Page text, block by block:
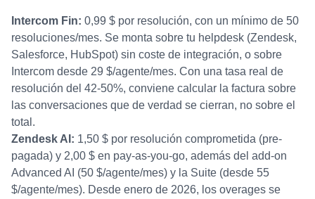
Intercom Fin: 0,99 $ por resolución, con un mínimo de 50
resoluciones/mes. Se monta sobre tu helpdesk (Zendesk,
Salesforce, HubSpot) sin coste de integración, o sobre
Intercom desde 29 $/agente/mes. Con una tasa real de
resolución del 42-50%, conviene calcular la factura sobre
las conversaciones que de verdad se cierran, no sobre el
total.
Zendesk AI: 1,50 $ por resolución comprometida (pre-
pagada) y 2,00 $ en pay-as-you-go, además del add-on
Advanced AI (50 $/agente/mes) y la Suite (desde 55
$/agente/mes). Desde enero de 2026, los overages se